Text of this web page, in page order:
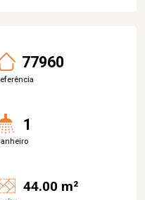
77960
1
44.00 m²